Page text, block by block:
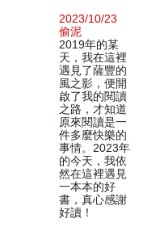
2023/10/23
偷泥
2019年的某
天，我在這裡
遇見了薩豐的
風之影，便開
啟了我的閱讀
之路，才知道
原來閱讀是一
件多麼快樂的
事情。2023年
的今天，我依
然在這裡遇見
一本本的好
書，真心感謝
好讀！